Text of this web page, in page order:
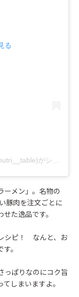
る
ーメン」。名物の
豚肉を注文ごとに
た逸品です。
シピ！ なんと、お
。
っぱりなのにコク旨
しまいますよ。